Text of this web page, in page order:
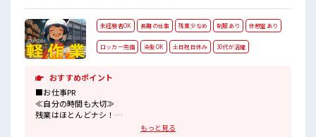
未経験者OK 長期の仕事 残業少なめ 制服あり 休憩室あり
ロッカー完備 染髪OK 土日祝日休み 30代が活躍
おすすめポイント
■お仕事PR
≪自分の時間も大切≫
残業はほとんどナシ！
場合によってはお願いすることもあります♪
もっと見る